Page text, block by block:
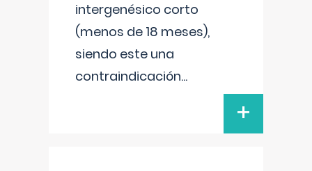
intergenésico corto
(menos de 18 meses),
siendo este una
contraindicación...
+